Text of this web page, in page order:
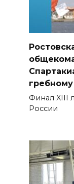
Финал XIII
России